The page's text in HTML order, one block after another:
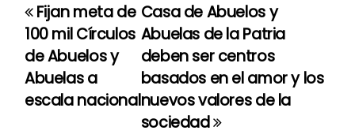
N
a
v
Casa de Abuelos y
Abuelas de la Patria
deben ser centros
basados en el amor y los
nuevos valores de la
sociedad
Fijan meta de
100 mil Círculos
de Abuelos y
Abuelas a
escala nacional